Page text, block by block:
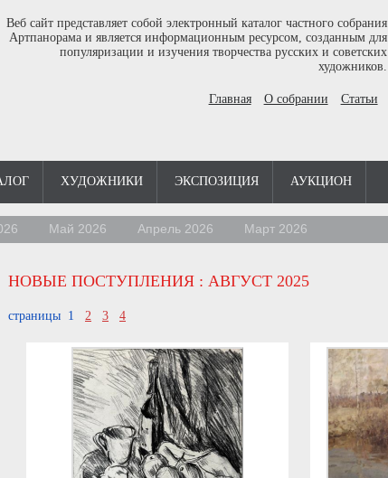
Веб сайт представляет собой электронный каталог частного собрания
Артпанорама и является информационным ресурсом, созданным для
популяризации и изучения творчества русских и советских
художников.
Главная О собрании Статьи
ХУДОЖНИКИ ЭКСПОЗИЦИЯ АУКЦИОН
Май 2026 Апрель 2026 Март 2026
НОВЫЕ ПОСТУПЛЕНИЯ : АВГУСТ 2025
страницы 1 2 3 4